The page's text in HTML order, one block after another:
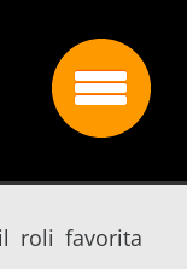
roli favorita